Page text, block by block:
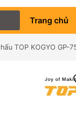
Trang chủ
TOP KOGYO GP-